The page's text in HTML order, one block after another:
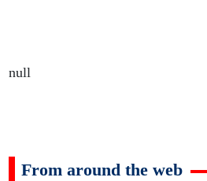
null
From around the web